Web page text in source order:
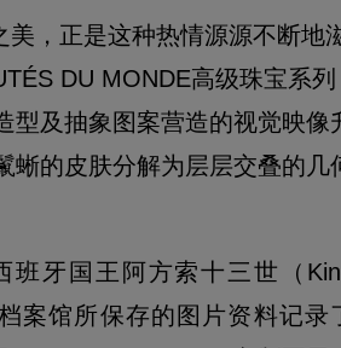
，正是这种热情源源不断地
DU MONDE高级珠宝系列
型及抽象图案营造的视觉映像
蜥的皮肤分解为层层交叠的几
牙国王阿方索十三世（
案馆所保存的图片资料记录